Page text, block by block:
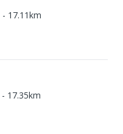
- 17.11km
- 17.35km